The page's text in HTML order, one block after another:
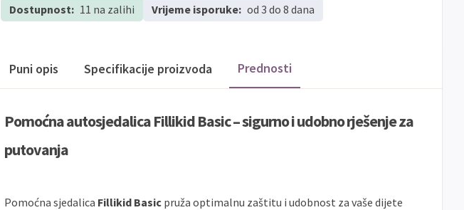
Dostupnost: 11 na zalihi Vrijeme isporuke: od 3 do 8 dana
Puni opis Specifikacije proizvoda Prednosti
Pomoćna autosjedalica Fillikid Basic – sigurno i udobno rješenje za
putovanja
Pomoćna sjedalica Fillikid Basic pruža optimalnu zaštitu i udobnost za vaše dijete